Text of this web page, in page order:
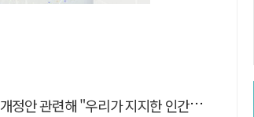
련해 "우리가 지지한 인간들이 이 꼴 만들었다"